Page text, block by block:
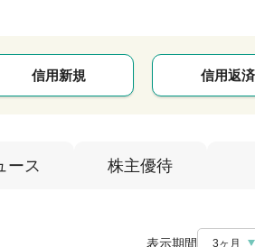
信用新規 信用返済
ース 株主優待
表示期間 3ヶ月